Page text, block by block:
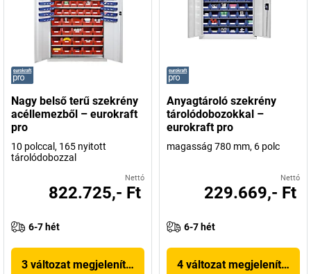
Nagy belső terű szekrény
acéllemezből – eurokraft
pro
10 polccal, 165 nyitott
tárolódobozzal
Nettó
822.725,- Ft
6-7 hét
3 változat megjelenítése
Anyagtároló szekrény
tárolódobozokkal –
eurokraft pro
magasság 780 mm, 6 polc
Nettó
229.669,- Ft
6-7 hét
4 változat megjelenítése